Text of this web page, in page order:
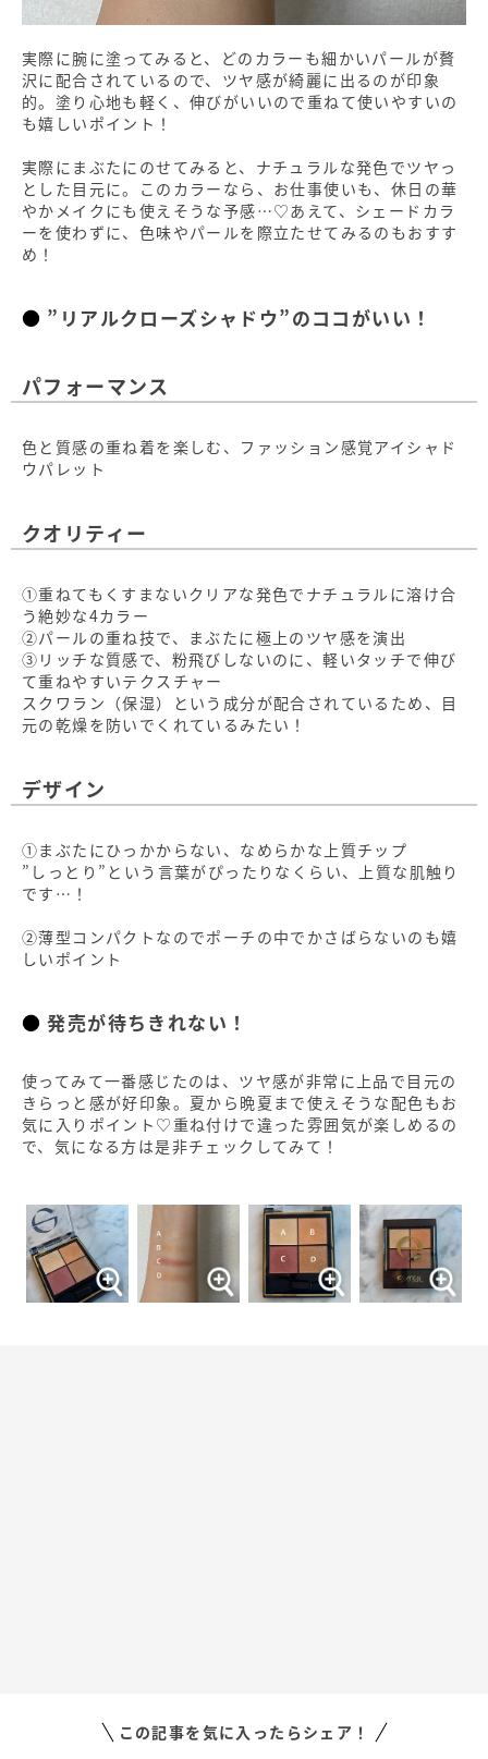
実際に腕に塗ってみると、どのカラーも細かいパールが贅
沢に配合されているので、ツヤ感が綺麗に出るのが印象
的。塗り心地も軽く、伸びがいいので重ねて使いやすいの
も嬉しいポイント！
実際にまぶたにのせてみると、ナチュラルな発色でツヤっ
とした目元に。このカラーなら、お仕事使いも、休日の華
やかメイクにも使えそうな予感…♡あえて、シェードカラ
ーを使わずに、色味やパールを際立たせてみるのもおすす
め！
”リアルクローズシャドウ”のココがいい！
パフォーマンス
色と質感の重ね着を楽しむ、ファッション感覚アイシャド
ウパレット
クオリティー
①重ねてもくすまないクリアな発色でナチュラルに溶け合
う絶妙な4カラー
②パールの重ね技で、まぶたに極上のツヤ感を演出
③リッチな質感で、粉飛びしないのに、軽いタッチで伸び
て重ねやすいテクスチャー
スクワラン（保湿）という成分が配合されているため、目
元の乾燥を防いでくれているみたい！
デザイン
①まぶたにひっかからない、なめらかな上質チップ
”しっとり”という言葉がぴったりなくらい、上質な肌触り
です…！
②薄型コンパクトなのでポーチの中でかさばらないのも嬉
しいポイント
発売が待ちきれない！
使ってみて一番感じたのは、ツヤ感が非常に上品で目元の
きらっと感が好印象。夏から晩夏まで使えそうな配色もお
気に入りポイント♡重ね付けで違った雰囲気が楽しめるの
で、気になる方は是非チェックしてみて！
この記事を気に入ったらシェア！